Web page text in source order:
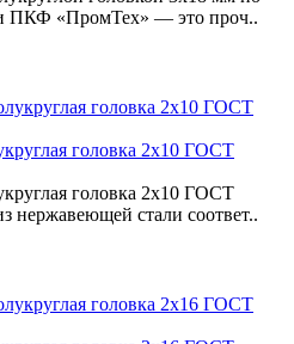
ПКФ «ПромТех» — это проч..
головка 2x10 ГОСТ
головка 2x10 ГОСТ
нержавеющей стали соответ..